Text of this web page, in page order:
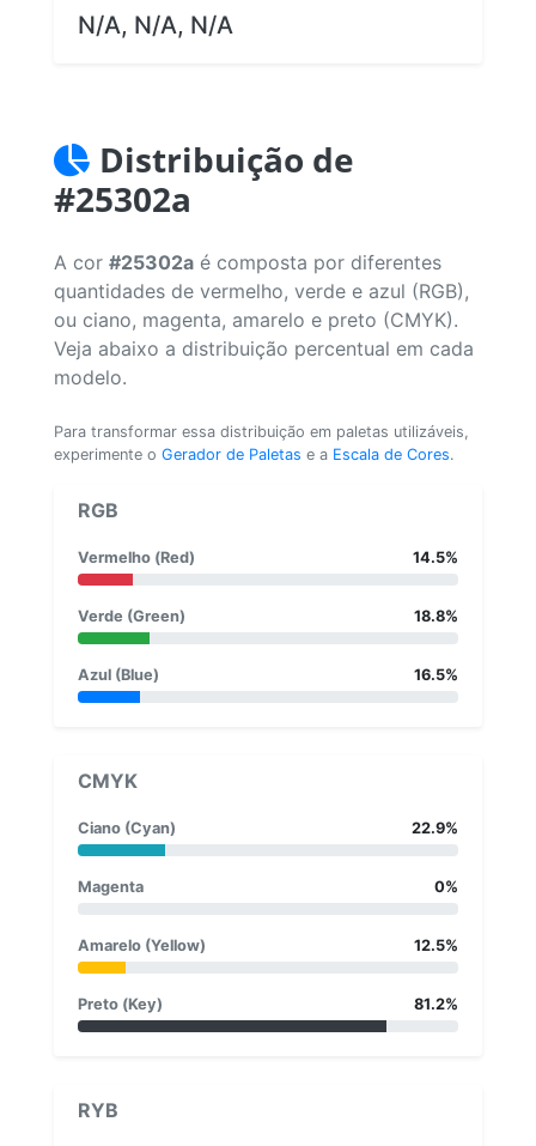
N/A, N/A, N/A
Distribuição de
#25302a
A cor #25302a é composta por diferentes
quantidades de vermelho, verde e azul (RGB),
ou ciano, magenta, amarelo e preto (CMYK).
Veja abaixo a distribuição percentual em cada
modelo.
Para transformar essa distribuição em paletas utilizáveis,
experimente o Gerador de Paletas e a Escala de Cores.
RGB
Vermelho (Red) 14.5%
Verde (Green) 18.8%
Azul (Blue) 16.5%
CMYK
Ciano (Cyan) 22.9%
Magenta 0%
Amarelo (Yellow) 12.5%
Preto (Key) 81.2%
RYB